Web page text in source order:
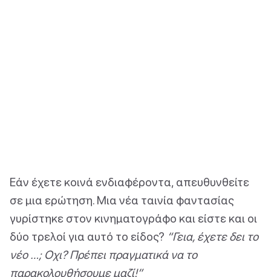
Εάν έχετε κοινά ενδιαφέροντα, απευθυνθείτε
σε μια ερώτηση. Μια νέα ταινία φαντασίας
γυρίστηκε στον κινηματογράφο και είστε και οι
δύο τρελοί για αυτό το είδος? “Γεια, έχετε δει το
νέο …; Οχι? Πρέπει πραγματικά να το
παρακολουθήσουμε μαζί!”